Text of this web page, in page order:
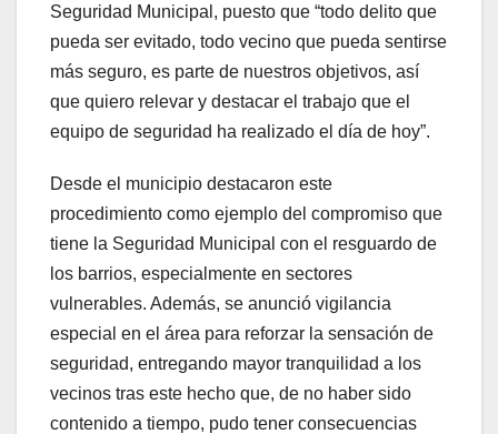
Seguridad Municipal, puesto que “todo delito que
pueda ser evitado, todo vecino que pueda sentirse
más seguro, es parte de nuestros objetivos, así
que quiero relevar y destacar el trabajo que el
equipo de seguridad ha realizado el día de hoy”.
Desde el municipio destacaron este
procedimiento como ejemplo del compromiso que
tiene la Seguridad Municipal con el resguardo de
los barrios, especialmente en sectores
vulnerables. Además, se anunció vigilancia
especial en el área para reforzar la sensación de
seguridad, entregando mayor tranquilidad a los
vecinos tras este hecho que, de no haber sido
contenido a tiempo, pudo tener consecuencias